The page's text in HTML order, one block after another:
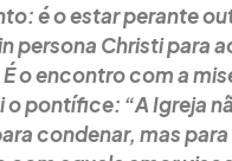
é o estar perante
persona Christi para
o encontro com a
o pontífice: “A Igreja
condenar, mas